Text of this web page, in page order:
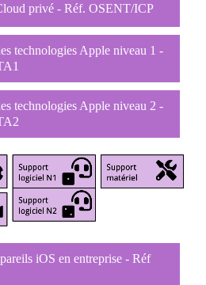
privé - Réf. OSENT/ICP
technologies Apple niveau 1 -
technologies Apple niveau 2 -
iOS en entreprise - Réf